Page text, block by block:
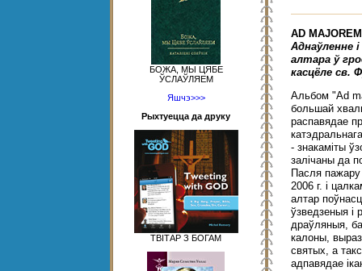
БОЖА, МЫ ЦЯБЕ
ЎСЛАЎЛЯЕМ
Яшчэ>>>
Рыхтуецца да друку
ТВІТАР З БОГАМ
AD
Аднаўленне
алтара ў
касцёле св.
Альбом "Ad
большай
распавядае
- знакаміты
залічаны да
Пасля пажару
2006 г. і
алтар
ўзведзеныя і
драўляныя,
калоны,
святых, а
адпавядае